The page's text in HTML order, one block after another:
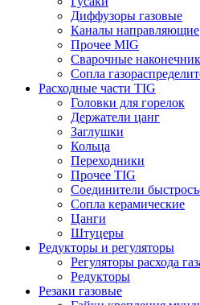
Диффузоры газовые
Каналы направляющие
Прочее MIG
Сварочные
Сопла
Расходные части TIG
Головки для горелок
Держатели цанг
Заглушки
Кольца
Переходники
Прочее TIG
Соединители
Сопла керамические
Цанги
Штуцеры
Редукторы и регуляторы
Регуляторы расхода
Редукторы
Резаки газовые